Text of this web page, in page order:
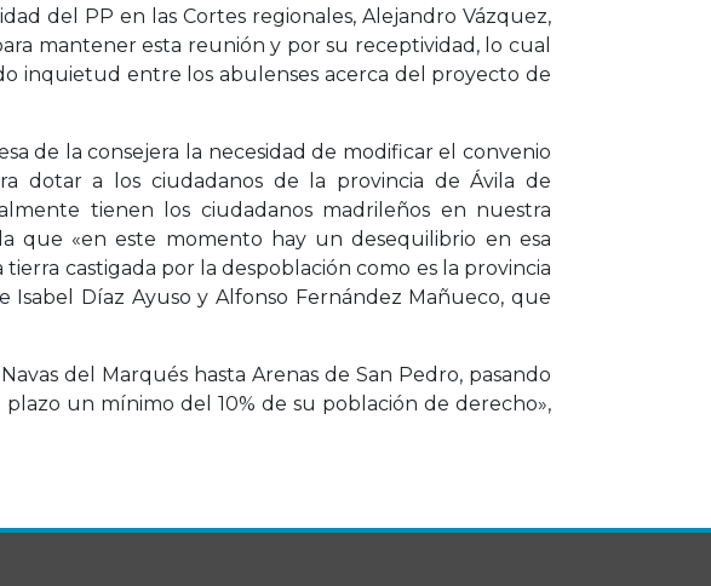
del PP en las Cortes regionales, Alejandro Vázquez,
mantener esta reunión y por su receptividad, lo cual
inquietud entre los abulenses acerca del proyecto de
de la consejera la necesidad de modificar el convenio
dotar a los ciudadanos de la provincia de Ávila de
tienen los ciudadanos madrileños en nuestra
que «en este momento hay un desequilibrio en esa
castigada por la despoblación como es la provincia
Díaz Ayuso y Alfonso Fernández Mañueco, que
del Marqués hasta Arenas de San Pedro, pasando
un mínimo del 10% de su población de derecho»,